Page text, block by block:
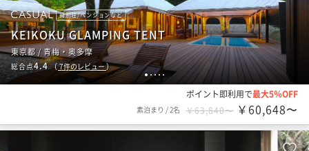
1234 5
貸別荘/ペンションなど
KEIKOKU GLAMPING TENT
東京都 / 青梅・奥多摩
総合点4.4（7件のレビュー）
ポイント即利用で最大5％OFF
素泊まり /2名 ￥63,840〜 ￥60,648〜